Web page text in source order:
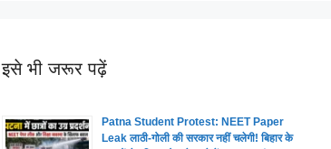
इसे भी जरूर पढ़ें
Patna Student Protest: NEET Paper
Leak लाठी-गोली की सरकार नहीं चलेगी! बिहार के